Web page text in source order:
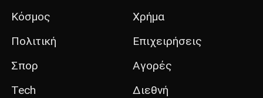
Κόσμος
Πολιτική
Σπορ
Tech
Χρήμα
Επιχειρήσεις
Αγορές
Διεθνή